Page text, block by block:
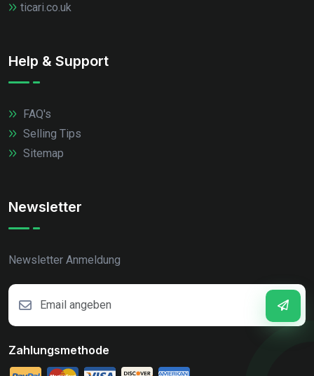
ticari.co.uk
Help & Support
FAQ's
Selling Tips
Sitemap
Newsletter
Newsletter Anmeldung
Zahlungsmethode